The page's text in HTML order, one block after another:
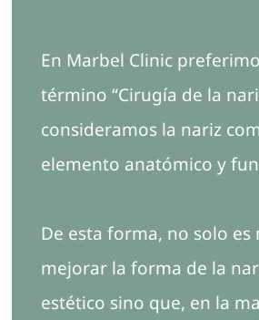
En Marbel Clinic
término “Cirugía de la
consideramos la nariz
elemento anatómico y
De esta forma, no solo es
mejorar la forma de la
estético sino que, en la